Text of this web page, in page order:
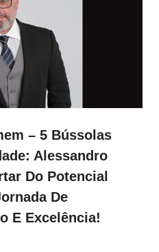
– 5 Bússolas
Alessandro
Do Potencial
De
E Excelência!